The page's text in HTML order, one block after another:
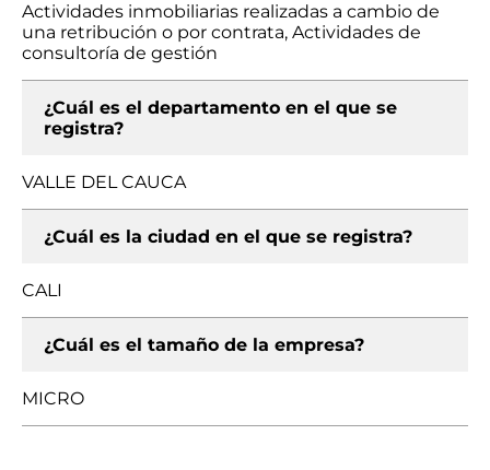
Actividades inmobiliarias realizadas a cambio de
una retribución o por contrata, Actividades de
consultoría de gestión
¿Cuál es el departamento en el que se
registra?
VALLE DEL CAUCA
¿Cuál es la ciudad en el que se registra?
CALI
¿Cuál es el tamaño de la empresa?
MICRO